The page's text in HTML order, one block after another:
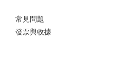
常見問題
發票與收據